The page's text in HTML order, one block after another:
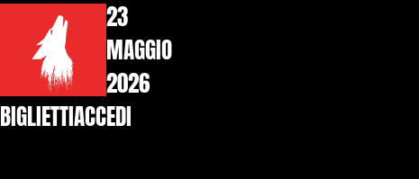
23
MAGGIO
2026
BIGLIETTIACCEDI